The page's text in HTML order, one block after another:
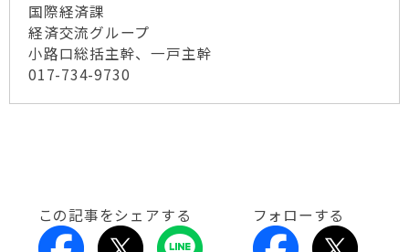
国際経済課
経済交流グループ
小路口総括主幹、一戸主幹
017-734-9730
この記事をシェアする フォローする